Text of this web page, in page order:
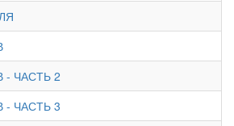
ЧАСТЬ 2
ЧАСТЬ 3